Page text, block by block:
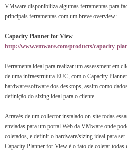
VMware disponibiliza algumas ferramentas para
principais ferramentas com um breve overview:
Capacity Planner for View
http://www.vmware.com/products/capacity-
Ferramenta ideal para realizar um assessment em
de uma infraestrutura EUC, com o Capacity
hardware/software dos desktops, assim como
definição do sizing ideal para o cliente.
Através de um collector instalado on-site todas
enviadas para um portal Web da VMware onde
coletados, e definir o hardware/sizing ideal para
Capacity Planner for View é o fato de coletar todas